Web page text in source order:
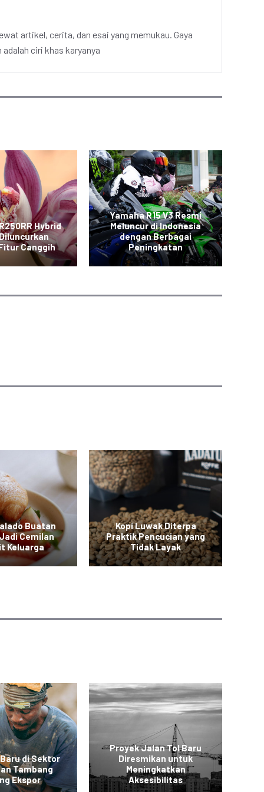
artikel, cerita, dan esai yang memukau. Gaya
ciri khas karyanya
Hybrid
Canggih
Yamaha R15 V3 Resmi
Meluncur di Indonesia
dengan Berbagai
Peningkatan
Buatan
Cemilan
Keluarga
Kopi Luwak Diterpa
Praktik Pencucian yang
Tidak Layak
di Sektor
Tambang
Ekspor
Proyek Jalan Tol Baru
Diresmikan untuk
Meningkatkan
Aksesibilitas